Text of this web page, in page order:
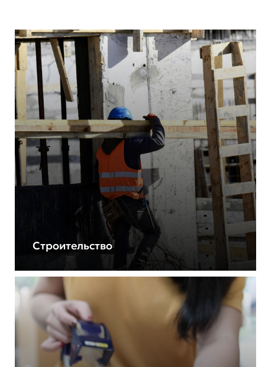
Строительство